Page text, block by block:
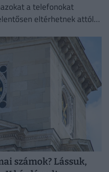
a telefonokat
eltérhetnek attól
számok? Lássuk,